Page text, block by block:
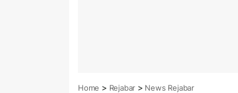
Home > Rejabar > News Rejabar